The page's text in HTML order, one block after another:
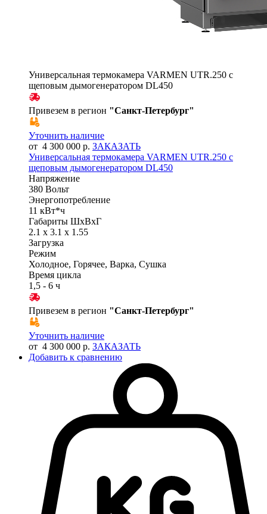
Универсальная термокамера VARMEN UTR.250 с
щеповым дымогенератором DL450
Привезем в регион "Санкт-Петербург"
Уточнить наличие
от 4 300 000 р. ЗАКАЗАТЬ
Универсальная термокамера VARMEN UTR.250 с
щеповым дымогенератором DL450
Напряжение
380 Вольт
Энергопотребление
11 кВт*ч
Габариты ШхВхГ
2.1 x 3.1 x 1.55
Загрузка
Режим
Холодное, Горячее, Варка, Сушка
Время цикла
1,5 - 6 ч
Привезем в регион "Санкт-Петербург"
Уточнить наличие
от 4 300 000 р. ЗАКАЗАТЬ
Добавить к сравнению